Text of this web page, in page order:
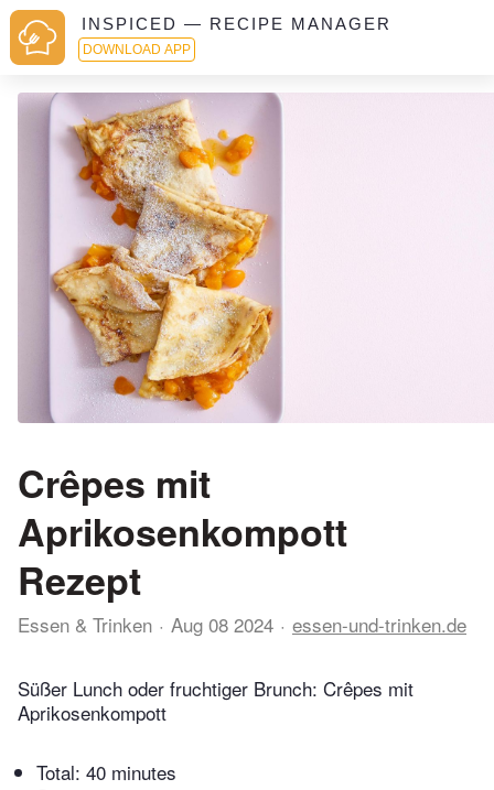
INSPICED — RECIPE MANAGER
DOWNLOAD APP
Crêpes mit
Aprikosenkompott
Rezept
Essen & Trinken Aug 08 2024 essen-und-trinken.de
Süßer Lunch oder fruchtiger Brunch: Crêpes mit
Aprikosenkompott
Total: 40 minutes